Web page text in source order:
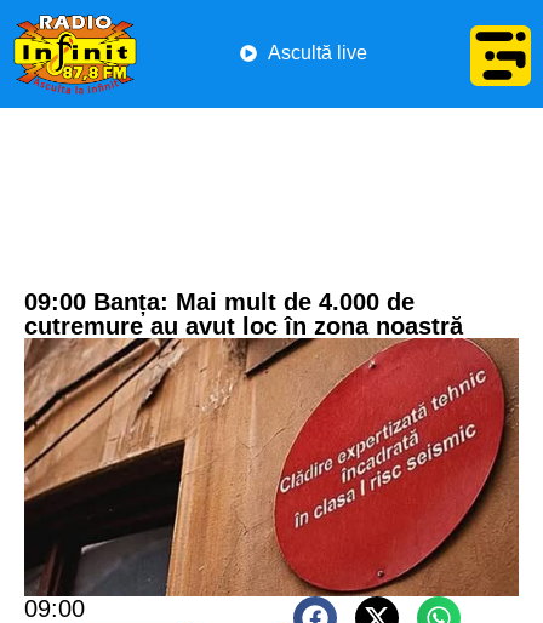
Ascultă live
09:00 Banța: Mai mult de 4.000 de
cutremure au avut loc în zona noastră
09:00